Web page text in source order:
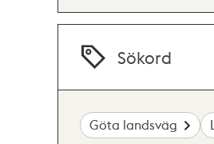
Sökord
Göta landsväg